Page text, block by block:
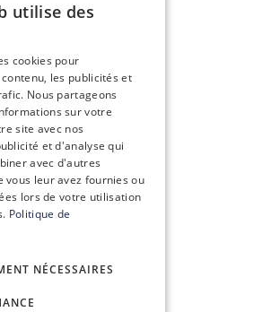
?
& valeurs
utilise des
cookies pour
les publicités et
Nous partageons
sur votre
site avec nos
et d'analyse qui
avec d'autres
vous leur avez fournies ou
lors de votre utilisation
Politique de
NÉCESSAIRES